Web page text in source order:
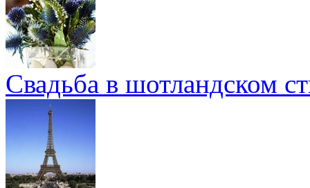
Свадьба в шотландском